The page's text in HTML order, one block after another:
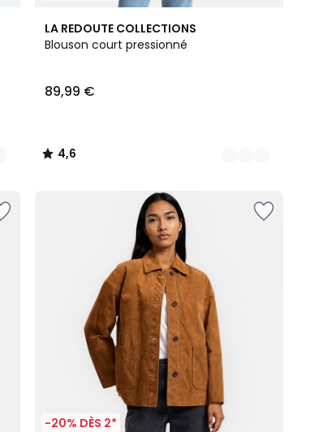
LA REDOUTE COLLECTIONS
Blouson court pressionné
89,99 €
4,6
/ 5
3
Couleurs
4,6
/
-20% DÈS 2*